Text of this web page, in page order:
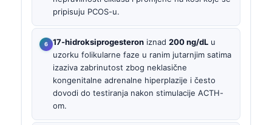
pripisuju PCOS-u.
17-hidroksiprogesteron iznad 200 ng/dL u
uzorku folikularne faze u ranim jutarnjim satima
izaziva zabrinutost zbog neklasične
kongenitalne adrenalne hiperplazije i često
dovodi do testiranja nakon stimulacije ACTH-
om.